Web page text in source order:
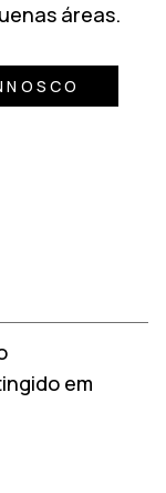
áreas.
em